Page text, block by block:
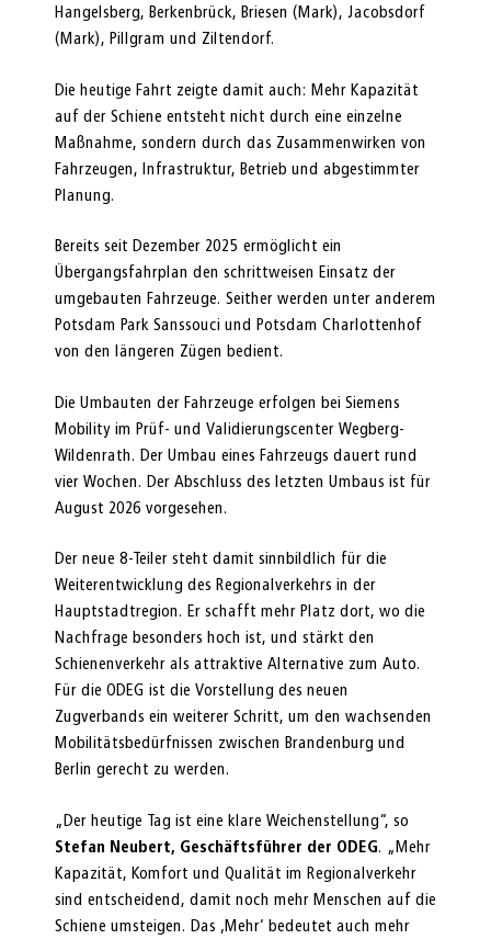
Hangelsberg, Berkenbrück, Briesen (Mark), Jacobsdorf
(Mark), Pillgram und Ziltendorf.
Die heutige Fahrt zeigte damit auch: Mehr Kapazität
auf der Schiene entsteht nicht durch eine einzelne
Maßnahme, sondern durch das Zusammenwirken von
Fahrzeugen, Infrastruktur, Betrieb und abgestimmter
Planung.
Bereits seit Dezember 2025 ermöglicht ein
Übergangsfahrplan den schrittweisen Einsatz der
umgebauten Fahrzeuge. Seither werden unter anderem
Potsdam Park Sanssouci und Potsdam Charlottenhof
von den längeren Zügen bedient.
Die Umbauten der Fahrzeuge erfolgen bei Siemens
Mobility im Prüf- und Validierungscenter Wegberg-
Wildenrath. Der Umbau eines Fahrzeugs dauert rund
vier Wochen. Der Abschluss des letzten Umbaus ist für
August 2026 vorgesehen.
Der neue 8-Teiler steht damit sinnbildlich für die
Weiterentwicklung des Regionalverkehrs in der
Hauptstadtregion. Er schafft mehr Platz dort, wo die
Nachfrage besonders hoch ist, und stärkt den
Schienenverkehr als attraktive Alternative zum Auto.
Für die ODEG ist die Vorstellung des neuen
Zugverbands ein weiterer Schritt, um den wachsenden
Mobilitätsbedürfnissen zwischen Brandenburg und
Berlin gerecht zu werden.
„Der heutige Tag ist eine klare Weichenstellung“, so
Stefan Neubert, Geschäftsführer der ODEG. „Mehr
Kapazität, Komfort und Qualität im Regionalverkehr
sind entscheidend, damit noch mehr Menschen auf die
Schiene umsteigen. Das ‚Mehr‘ bedeutet auch mehr